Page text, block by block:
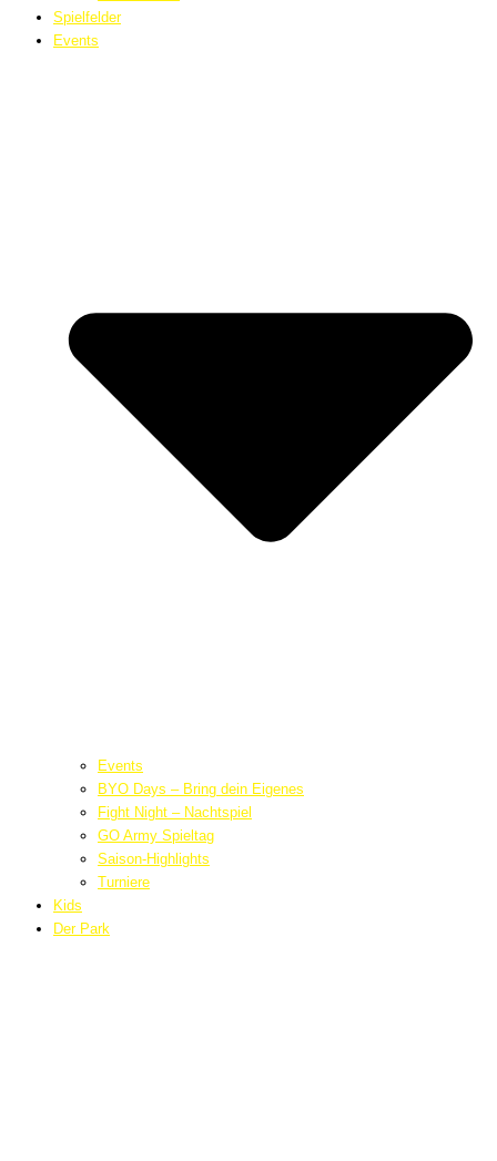
Spielfelder
Events
Events
BYO Days – Bring dein Eigenes
Fight Night – Nachtspiel
GO Army Spieltag
Saison-Highlights
Turniere
Kids
Der Park